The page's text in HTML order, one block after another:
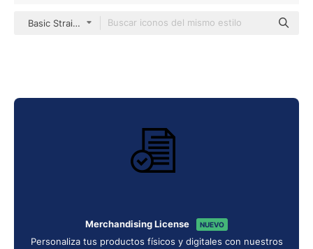
Basic Straight Lineal
Merchandising License NUEVO
Personaliza tus productos físicos y digitales con nuestros